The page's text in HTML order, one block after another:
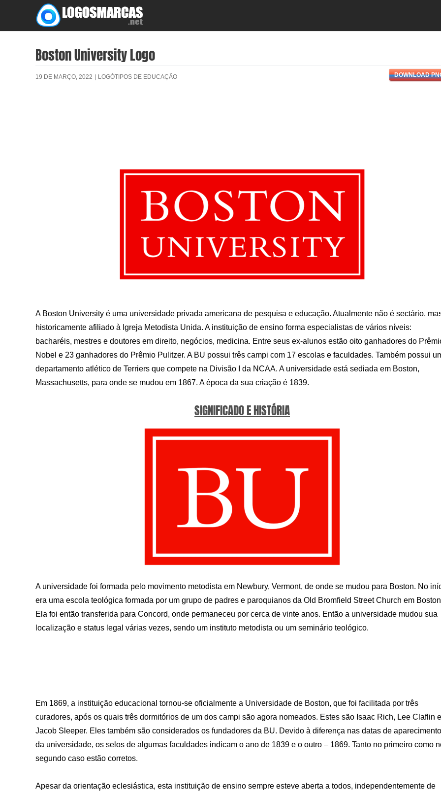
content
Boston University Logo
19 DE MARÇO, 2022 | LOGÓTIPOS DE EDUCAÇÃO DOWNLOAD
A Boston University é uma universidade privada americana de pesquisa e educação. Atualmente não é sectário,
historicamente afiliado à Igreja Metodista Unida. A instituição de ensino forma especialistas de vários níveis:
bacharéis, mestres e doutores em direito, negócios, medicina. Entre seus ex-alunos estão oito ganhadores do
Nobel e 23 ganhadores do Prêmio Pulitzer. A BU possui três campi com 17 escolas e faculdades. Também possui
departamento atlético de Terriers que compete na Divisão I da NCAA. A universidade está sediada em Boston,
Massachusetts, para onde se mudou em 1867. A época da sua criação é 1839.
SIGNIFICADO E HISTÓRIA
A universidade foi formada pelo movimento metodista em Newbury, Vermont, de onde se mudou para Boston. No
era uma escola teológica formada por um grupo de padres e paroquianos da Old Bromfield Street Church em
Ela foi então transferida para Concord, onde permaneceu por cerca de vinte anos. Então a universidade mudou sua
localização e status legal várias vezes, sendo um instituto metodista ou um seminário teológico.
Em 1869, a instituição educacional tornou-se oficialmente a Universidade de Boston, que foi facilitada por três
curadores, após os quais três dormitórios de um dos campi são agora nomeados. Estes são Isaac Rich, Lee Claflin e
Jacob Sleeper. Eles também são considerados os fundadores da BU. Devido à diferença nas datas de aparecimento
da universidade, os selos de algumas faculdades indicam o ano de 1839 e o outro – 1869. Tanto no primeiro como
segundo caso estão corretos.
Apesar da orientação eclesiástica, esta instituição de ensino sempre esteve aberta a todos, independentemente de